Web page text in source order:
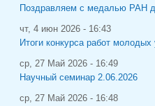
Поздравляем с медалью РАН
чт, 4 июн 2026 - 16:43
Итоги конкурса работ
ср, 27 Май 2026 - 16:49
Научный семинар 2.06.2026
ср, 27 Май 2026 - 16:48